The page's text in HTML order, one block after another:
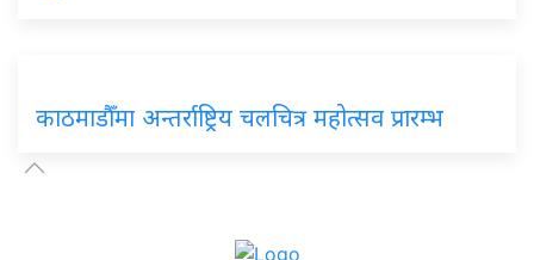
काठमाडौँमा अन्तर्राष्ट्रिय चलचित्र महोत्सव प्रारम्भ